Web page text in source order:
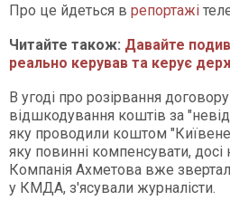
Про це йдеться в репортажі
Читайте також: Давайте
реально керував та керує
В угоді про розірвання
відшкодування коштів за
яку проводили коштом
яку повинні компенсувати, досі
Компанія Ахметова вже
у КМДА, з'ясували журналісти.